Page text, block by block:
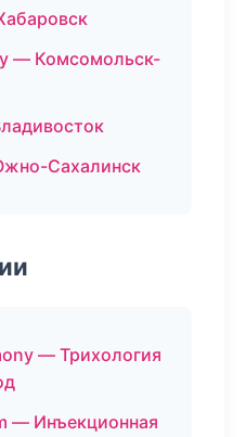
— Комсомольск-
Сахалинск
— Трихология
— Инъекционная